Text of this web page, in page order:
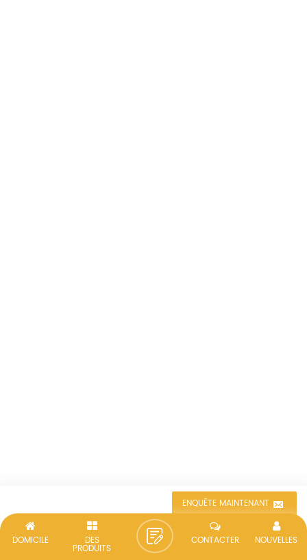
ENQUÊTE MAINTENANT
DOMICILE DES
PRODUITS
NOUVELLES
CONTACTER